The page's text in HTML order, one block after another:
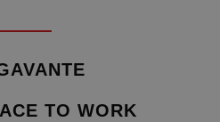
TO WORK